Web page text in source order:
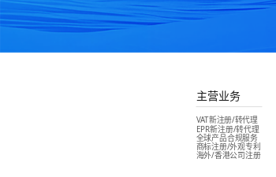
主营业务
VAT新注册/转代理
EPR新注册/转代理
全球产品合规服务
商标注册/外观专利
海外/香港公司注册